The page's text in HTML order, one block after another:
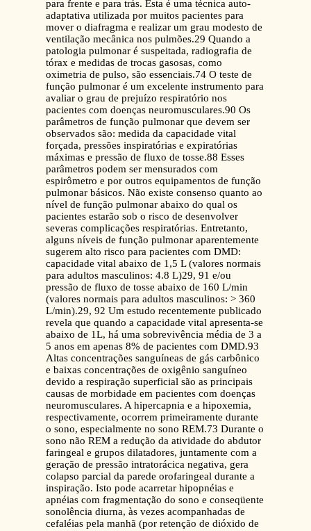
para frente e para trás. Esta é uma técnica auto-
adaptativa utilizada por muitos pacientes para
mover o diafragma e realizar um grau modesto de
ventilação mecânica nos pulmões.29 Quando a
patologia pulmonar é suspeitada, radiografia de
tórax e medidas de trocas gasosas, como
oximetria de pulso, são essenciais.74 O teste de
função pulmonar é um excelente instrumento para
avaliar o grau de prejuízo respiratório nos
pacientes com doenças neuromusculares.90 Os
parâmetros de função pulmonar que devem ser
observados são: medida da capacidade vital
forçada, pressões inspiratórias e expiratórias
máximas e pressão de fluxo de tosse.88 Esses
parâmetros podem ser mensurados com
espirômetro e por outros equipamentos de função
pulmonar básicos. Não existe consenso quanto ao
nível de função pulmonar abaixo do qual os
pacientes estarão sob o risco de desenvolver
severas complicações respiratórias. Entretanto,
alguns níveis de função pulmonar aparentemente
sugerem alto risco para pacientes com DMD:
capacidade vital abaixo de 1,5 L (valores normais
para adultos masculinos: 4.8 L)29, 91 e/ou
pressão de fluxo de tosse abaixo de 160 L/min
(valores normais para adultos masculinos: > 360
L/min).29, 92 Um estudo recentemente publicado
revela que quando a capacidade vital apresenta-se
abaixo de 1L, há uma sobrevivência média de 3 a
5 anos em apenas 8% de pacientes com DMD.93
Altas concentrações sanguíneas de gás carbônico
e baixas concentrações de oxigênio sanguíneo
devido a respiração superficial são as principais
causas de morbidade em pacientes com doenças
neuromusculares. A hipercapnia e a hipoxemia,
respectivamente, ocorrem primeiramente durante
o sono, especialmente no sono REM.73 Durante o
sono não REM a redução da atividade do abdutor
faringeal e grupos dilatadores, juntamente com a
geração de pressão intratorácica negativa, gera
colapso parcial da parede orofaringeal durante a
inspiração. Isto pode acarretar hipopnéias e
apnéias com fragmentação do sono e conseqüente
sonolência diurna, às vezes acompanhadas de
cefaléias pela manhã (por retenção de dióxido de